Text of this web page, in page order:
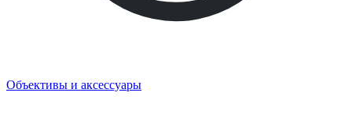
Объективы и аксессуары